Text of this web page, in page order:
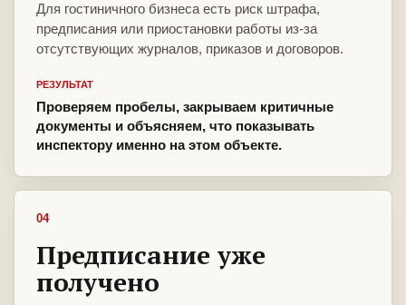
Для гостиничного бизнеса есть риск штрафа,
предписания или приостановки работы из-за
отсутствующих журналов, приказов и договоров.
РЕЗУЛЬТАТ
Проверяем пробелы, закрываем критичные
документы и объясняем, что показывать
инспектору именно на этом объекте.
04
Предписание уже
получено